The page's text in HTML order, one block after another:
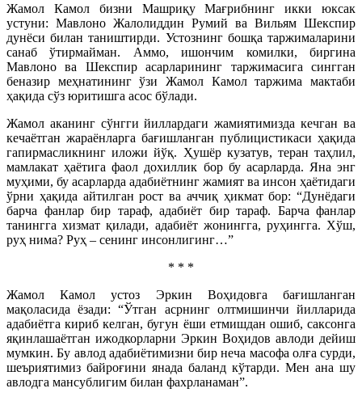
Жамол Камол бизни Машриқу Мағрибнинг икки юксак
устуни: Мавлоно Жалолиддин Румий ва Вильям Шекспир
дунёси билан таништирди. Устознинг бошқа таржималарини
санаб ўтирмайман. Аммо, ишончим комилки, биргина
Мавлоно ва Шекспир асарларининг таржимасига сингган
беназир меҳнатининг ўзи Жамол Камол таржима мактаби
ҳақида сўз юритишга асос бўлади.
Жамол аканинг сўнгги йиллардаги жамиятимизда кечган ва
кечаётган жараёнларга бағишланган публицистикаси ҳақида
гапирмасликнинг иложи йўқ. Ҳушёр кузатув, теран таҳлил,
мамлакат ҳаётига фаол дохиллик бор бу асарларда. Яна энг
муҳими, бу асарларда адабиётнинг жамият ва инсон ҳаётидаги
ўрни ҳақида айтилган рост ва аччиқ ҳикмат бор: “Дунёдаги
барча фанлар бир тараф, адабиёт бир тараф. Барча фанлар
танингга хизмат қилади, адабиёт жонингга, руҳингга. Хўш,
руҳ нима? Руҳ – сенинг инсонлигинг…”
* * *
Жамол Камол устоз Эркин Воҳидовга бағишланган
мақоласида ёзади: “Ўтган асрнинг олтмишинчи йилларида
адабиётга кириб келган, бугун ёши етмишдан ошиб, саксонга
яқинлашаётган ижодкорларни Эркин Воҳидов авлоди дейиш
мумкин. Бу авлод адабиётимизни бир неча масофа олға сурди,
шеъриятимиз байроғини янада баланд кўтарди. Мен ана шу
авлодга мансублигим билан фахрланаман”.